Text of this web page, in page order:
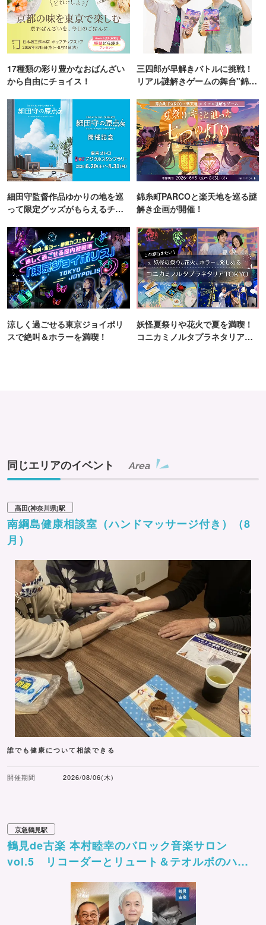
菓子屋中島／菓匠栗山／Sorairo／此処菓子店／豆はな／あ
いうえおかし
【お茶・お菓子】
本屋茶舗（※一煎ISSENブースにて販売）／茶ノ花／茶海
堂／茶兎茉莉 ChaUsa Jasmin／和紅茶専門店レインブラン
トティー／TOKUJI YAKUSOU／OSUZU BLEND by 鈴／日
本の旨み山椒専門店 ZANSHO-P／菫花堂／菓匠栗山／かね
こ菓子店／此処菓子店／豆はな／Natural sweets Toitoi／
HIBA／星製粉所 BAKE LAB／マリールゥのパンケーキミ
ックス
【器・クラフト】
nigiridori glass studio／陽窯（ようよう）
【どら焼き特集】
菫花堂／菓匠栗山／かねこ菓子店／此処菓子店／豆はな
※出店者は変更となる場合があります。
17種類の彩り豊かなおばんざい
から自由にチョイス！
三四郎が早解きバトルに挑戦！
リアル謎解きゲームの舞台"錦糸
細田守監督作品ゆかりの地を巡
って限定グッズがもらえるチャ
錦糸町PARCOと楽天地を巡る謎
解き企画が開催！
涼しく過ごせる東京ジョイポリ
スで絶叫＆ホラーを満喫！
妖怪夏祭りや花火で夏を満喫！
コニカミノルタプラネタリア
同じエリアのイベント Area
高田(神奈川県)駅
南綱島健康相談室（ハンドマッサージ付き）（8
月）
誰でも健康について相談できる
開催期間 2026/08/06(木)
京急鶴見駅
鶴見de古楽 本村睦幸のバロック音楽サロン
vol.5 リコーダーとリュート＆テオルボのハー